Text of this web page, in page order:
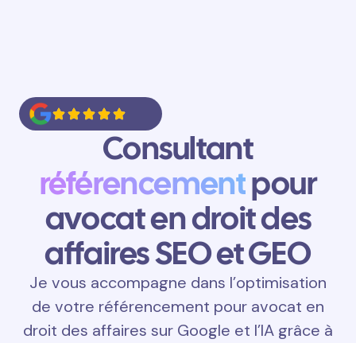
Consultant
référencementpour
avocat en droit des
affaires SEO et GEO
Je vous accompagne dans l’optimisation
de votre référencement pour avocat en
droit des affaires sur Google et l’IA grâce à